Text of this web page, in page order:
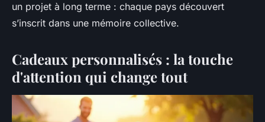
un projet à long terme : chaque pays découvert
s’inscrit dans une mémoire collective.
Cadeaux personnalisés : la touche
d'attention qui change tout